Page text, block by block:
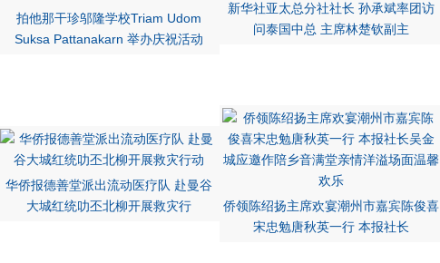
拍他那干珍邬隆学校Triam Udom
Suksa Pattanakarn 举办庆祝活动
新华社亚太总分社社长 孙承斌率团访
问泰国中总 主席林楚钦副主
华侨报德善堂派出流动医疗队 赴曼谷
大城红统叻丕北柳开展救灾行
侨领陈绍扬主席欢宴潮州市嘉宾陈俊喜
宋忠勉唐秋英一行 本报社长